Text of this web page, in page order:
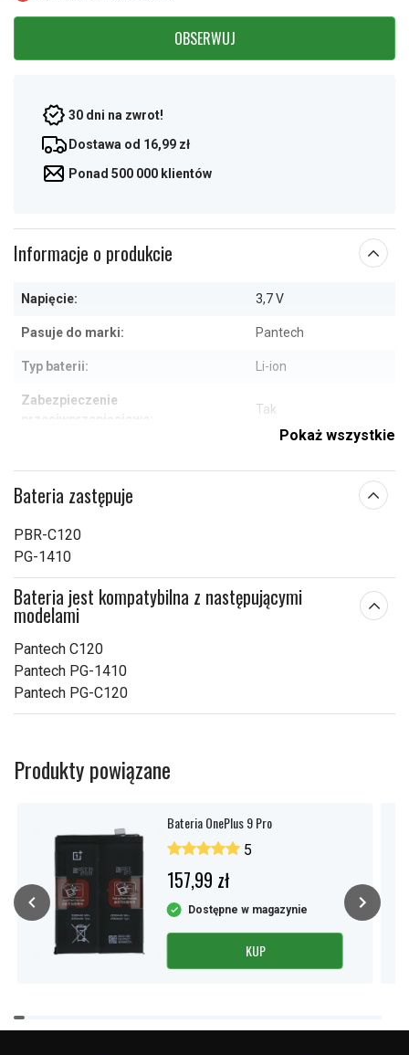
OBSERWUJ
30 dni na zwrot!
Dostawa od 16,99 zł
Ponad 500 000 klientów
Informacje o produkcie
Napięcie: 3,7 V
Pasuje do marki: Pantech
Typ baterii: Li-ion
Zabezpieczenie
Tak
mm
Pojemność:
Sprawdź, co oznaczają poszczególne parametry
Pokaż wszystkie
Bateria zastępuje
PBR-C120
PG-1410
Bateria jest kompatybilna z następującymi
modelami
Pantech C120
Pantech PG-1410
Pantech PG-C120
Produkty powiązane
Bateria OnePlus 9 Pro
5
157,99 zł
Dostępne w magazynie
KUP
Item
1